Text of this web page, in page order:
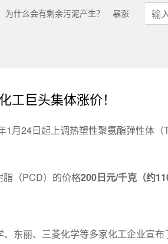
为什么会有剩余污泥产生？
暴涨
工巨头集体涨价！
月24日起上调热塑性聚氨酯弹性体
脂（PCD）的价格200日元/千克（约
东丽、三菱化学等多家化工企业宣